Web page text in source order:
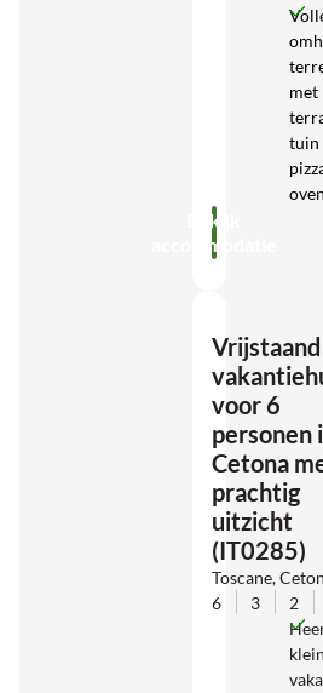
met
tuin
oven
Bekijk
accommodatie
Vrijstaand
voor 6
personen
Cetona
prachtig
uitzicht
(IT0285)
Toscane,
6
3 2
klein